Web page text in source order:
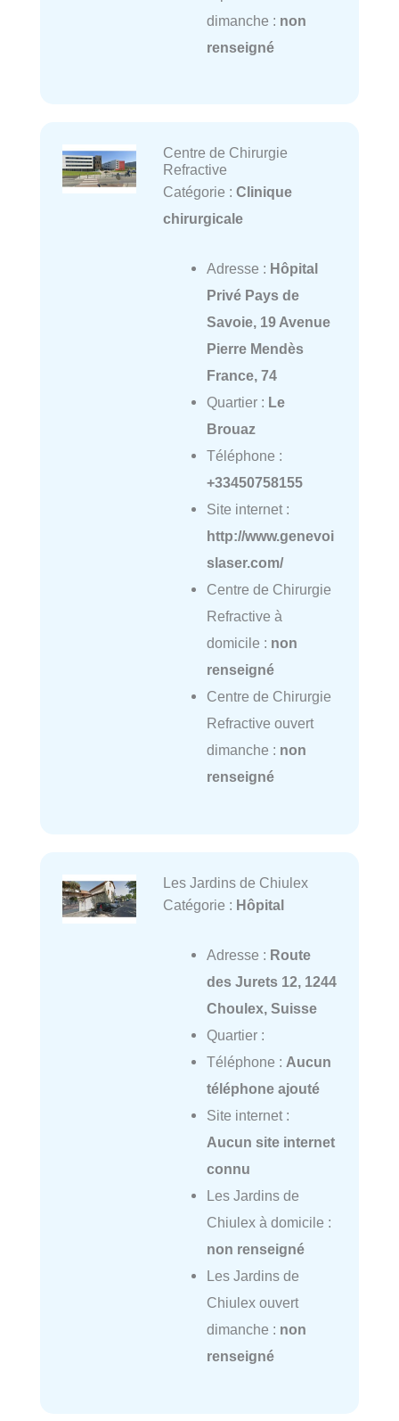
dimanche : non
renseigné
Centre de Chirurgie
Refractive
Catégorie : Clinique
chirurgicale
Adresse : Hôpital
Privé Pays de
Savoie, 19 Avenue
Pierre Mendès
France, 74
Quartier : Le
Brouaz
Téléphone :
+33450758155
Site internet :
http://www.genevoi
slaser.com/
Centre de Chirurgie
Refractive à
domicile : non
renseigné
Centre de Chirurgie
Refractive ouvert
dimanche : non
renseigné
Les Jardins de Chiulex
Catégorie : Hôpital
Adresse : Route
des Jurets 12, 1244
Choulex, Suisse
Quartier :
Téléphone : Aucun
téléphone ajouté
Site internet :
Aucun site internet
connu
Les Jardins de
Chiulex à domicile :
non renseigné
Les Jardins de
Chiulex ouvert
dimanche : non
renseigné